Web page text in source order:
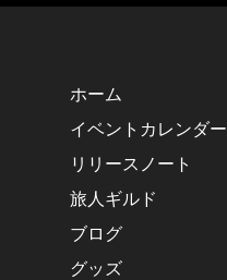
ホーム
イベントカレンダー
リリースノート
旅人ギルド
ブログ
グッズ